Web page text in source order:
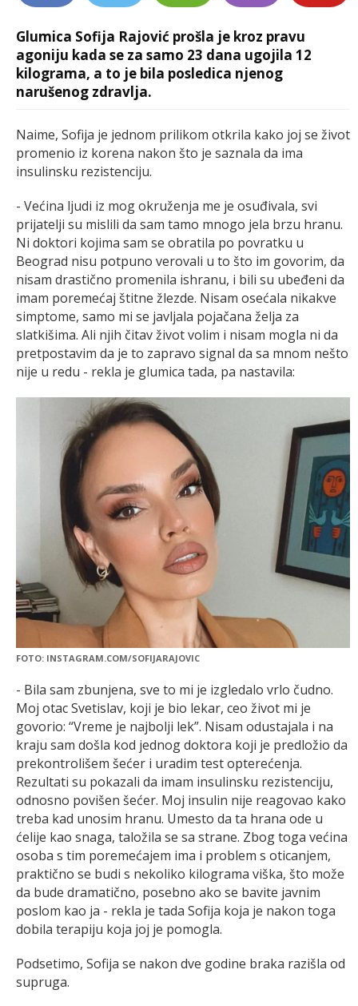
Glumica Sofija Rajović prošla je kroz pravu
agoniju kada se za samo 23 dana ugojila 12
kilograma, a to je bila posledica njenog
narušenog zdravlja.
Naime, Sofija je jednom prilikom otkrila kako joj se život
promenio iz korena nakon što je saznala da ima
insulinsku rezistenciju.
- Većina ljudi iz mog okruženja me je osuđivala, svi
prijatelji su mislili da sam tamo mnogo jela brzu hranu.
Ni doktori kojima sam se obratila po povratku u
Beograd nisu potpuno verovali u to što im govorim, da
nisam drastično promenila ishranu, i bili su ubeđeni da
imam poremećaj štitne žlezde. Nisam osećala nikakve
simptome, samo mi se javljala pojačana želja za
slatkišima. Ali njih čitav život volim i nisam mogla ni da
pretpostavim da je to zapravo signal da sa mnom nešto
nije u redu - rekla je glumica tada, pa nastavila:
FOTO: INSTAGRAM.COM/SOFIJARAJOVIC
- Bila sam zbunjena, sve to mi je izgledalo vrlo čudno.
Moj otac Svetislav, koji je bio lekar, ceo život mi je
govorio: “Vreme je najbolji lek”. Nisam odustajala i na
kraju sam došla kod jednog doktora koji je predložio da
prekontrolišem šećer i uradim test opterećenja.
Rezultati su pokazali da imam insulinsku rezistenciju,
odnosno povišen šećer. Moj insulin nije reagovao kako
treba kad unosim hranu. Umesto da ta hrana ode u
ćelije kao snaga, taložila se sa strane. Zbog toga većina
osoba s tim poremećajem ima i problem s oticanjem,
praktično se budi s nekoliko kilograma viška, što može
da bude dramatično, posebno ako se bavite javnim
poslom kao ja - rekla je tada Sofija koja je nakon toga
dobila terapiju koja joj je pomogla.
Podsetimo, Sofija se nakon dve godine braka razišla od
supruga.